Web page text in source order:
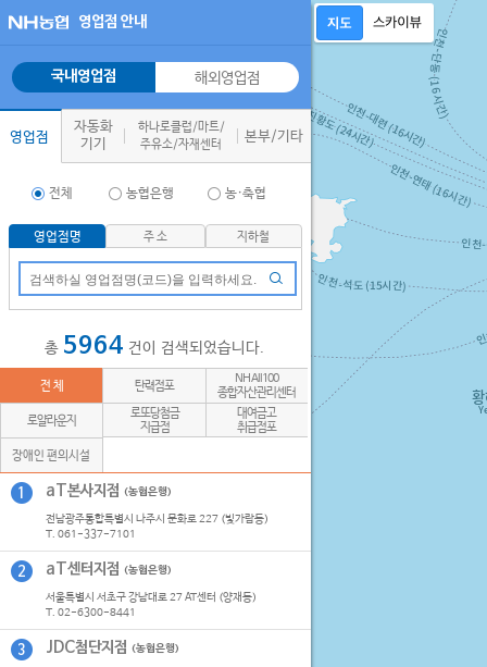
영업점 안내
국내영업점 해외영업점
영업점
자동화
기기
하나로클럽/마트/
주유소/자재센터
본부/기타
전체 농협은행 농·축협
영업점명 주 소 지하철
총 5964 건이 검색되었습니다.
전 체 탄력점포
NH All100
종합자산관리센터
로얄라운지
로또당첨금
지급점
대여금고
취급점포
장애인 편의시설
1 aT본사지점 (농협은행)
전남광주통합특별시 나주시 문화로 227 (빛가람동)
T. 061-337-7101
2 aT센터지점 (농협은행)
서울특별시 서초구 강남대로 27 AT센터 (양재동)
T. 02-6300-8441
3 JDC첨단지점 (농협은행)